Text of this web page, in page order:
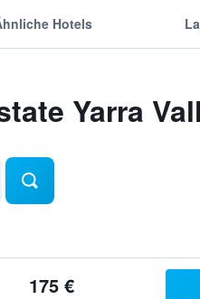
Hotels
Yarra
175 €